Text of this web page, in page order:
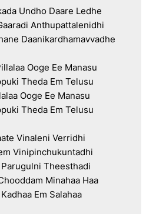
Undho Daare Ledhe
Anthupattalenidhi
Daanikardhamavvadhe
Ooge Ee Manasu
Theda Em Telusu
Ooge Ee Manasu
Theda Em Telusu
Vinaleni Verridhi
Vinipinchukuntadhi
Theesthadi
Minahaa Haa
Em Salahaa